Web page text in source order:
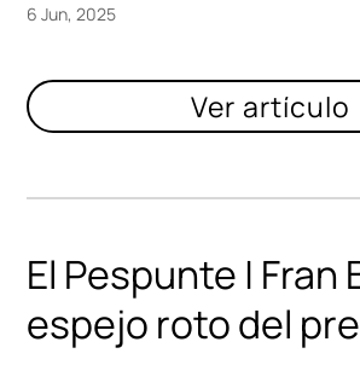
6 Jun, 2025
El Pespunte | Fran
espejo roto del